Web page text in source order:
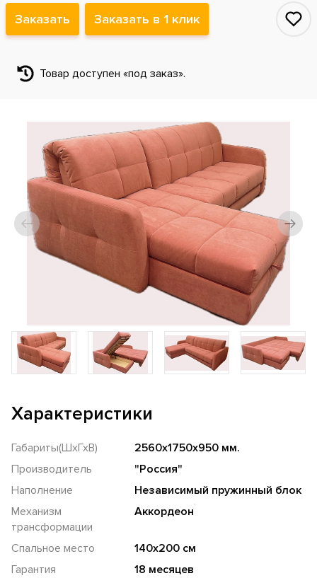
Заказать Заказать в 1 клик
Товар доступен «под заказ».
Характеристики
Габариты(ШхГхВ)
2560х1750х950 мм.
Производитель
"Россия"
Наполнение
Независимый пружинный блок
Механизм
трансформации
Аккордеон
Спальное место
140х200 см
Гарантия
18 месяцев